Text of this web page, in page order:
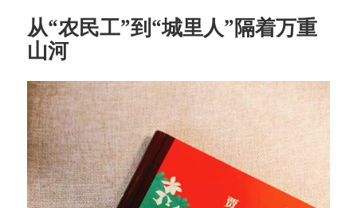
从“农民工”到“城里人”隔着万重
山河